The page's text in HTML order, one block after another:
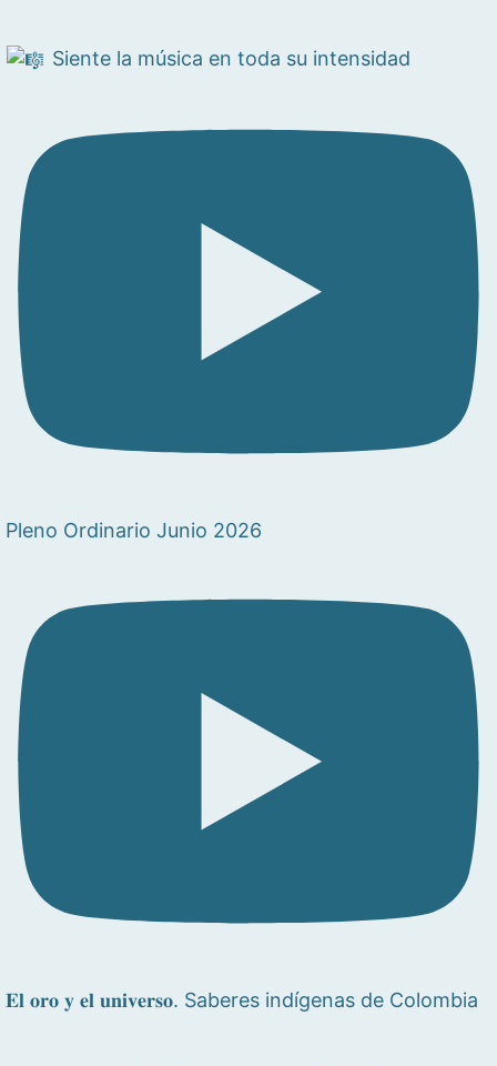
Siente la música en toda su intensidad
Pleno Ordinario Junio 2026
𝐄𝐥 𝐨𝐫𝐨 𝐲 𝐞𝐥 𝐮𝐧𝐢𝐯𝐞𝐫𝐬𝐨. Saberes indígenas de Colombia